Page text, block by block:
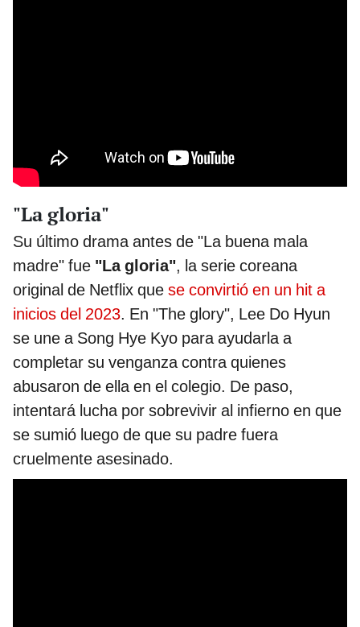
"La gloria"
Su último drama antes de "La buena mala
madre" fue "La gloria", la serie coreana
original de Netflix que se convirtió en un hit a
inicios del 2023. En "The glory", Lee Do Hyun
se une a Song Hye Kyo para ayudarla a
completar su venganza contra quienes
abusaron de ella en el colegio. De paso,
intentará lucha por sobrevivir al infierno en que
se sumió luego de que su padre fuera
cruelmente asesinado.